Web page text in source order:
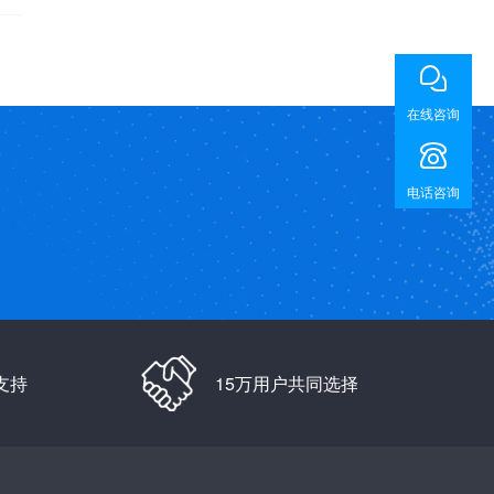
持 15万用户共同选择
在线咨询
电话咨询